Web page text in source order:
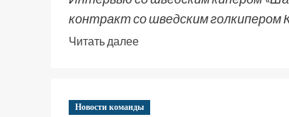
контракт со шведским голкипером
Читать далее
Новости команды